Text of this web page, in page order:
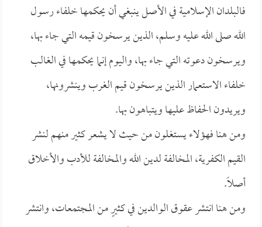
فالبلدان الإسلامية في الأصل ينبغي أن يحكمها خلفاء رسول
الله صلى الله عليه وسلم، الذين يرسخون قيمه التي جاء بها،
ويرسخون دعوته التي جاء بها، واليوم إنما يحكمها في الغالب
خلفاء الاستعمار الذين يرسخون قيم الغرب وينشرونها،
ويريدون الحفاظ عليها ويتباهون بها.
ومن هنا فهؤلاء يستغلون من حيث لا يشعر كثير منهم لنشر
القيم الكفرية، المخالفة لدين الله والمخالفة للأدب والأخلاق
أصلاً.
ومن هنا انتشر عقوق الوالدين في كثيرٍ من المجتمعات، وانتشر